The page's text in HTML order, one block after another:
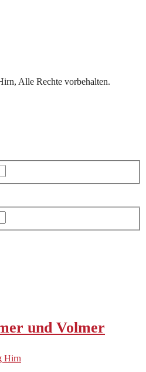
Alle Rechte vorbehalten.
und Volmer
Hirn